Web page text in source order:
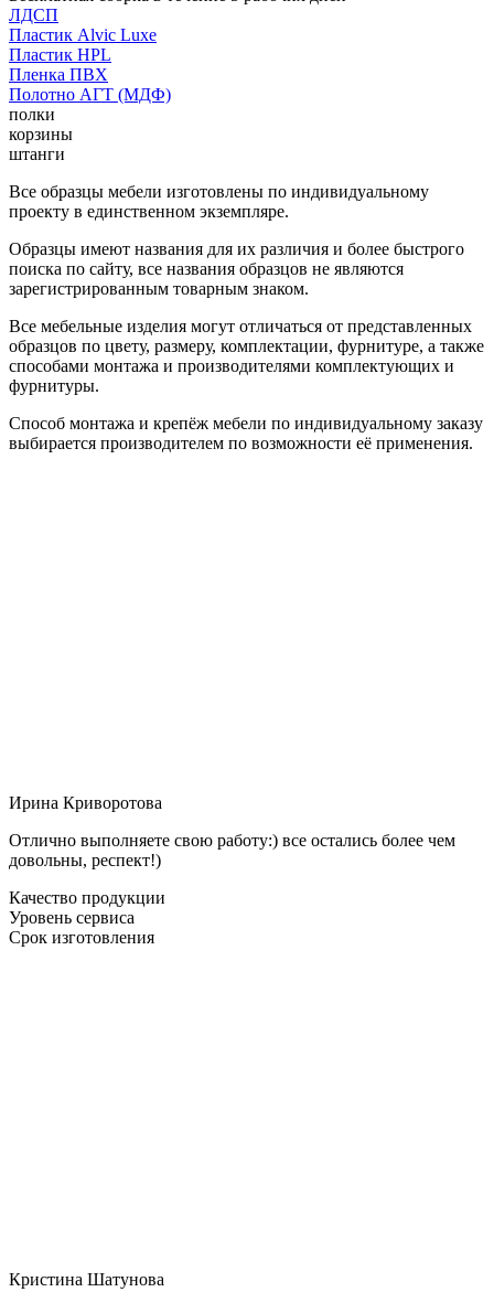
ЛДСП
Пластик Alvic Luxe
Пластик HPL
Пленка ПВХ
Полотно АГТ (МДФ)
полки
корзины
штанги
Все образцы мебели изготовлены по индивидуальному
проекту в единственном экземпляре.
Образцы имеют названия для их различия и более быстрого
поиска по сайту, все названия образцов не являются
зарегистрированным товарным знаком.
Все мебельные изделия могут отличаться от представленных
образцов по цвету, размеру, комплектации, фурнитуре, а также
способами монтажа и производителями комплектующих и
фурнитуры.
Способ монтажа и крепёж мебели по индивидуальному заказу
выбирается производителем по возможности её применения.
Ирина Криворотова
Отлично выполняете свою работу:) все остались более чем
довольны, респект!)
Качество продукции
Уровень сервиса
Срок изготовления
Кристина Шатунова